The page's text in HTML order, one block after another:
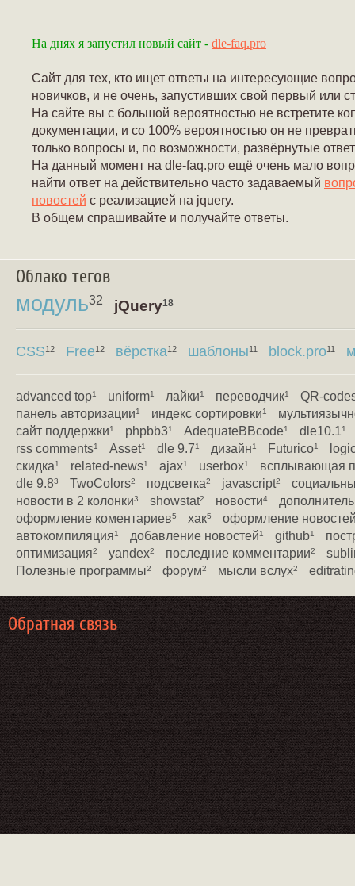
На днях я запустил новый сайт - dle-faq.pro
Сайт для тех, кто ищет ответы на интересующие
новичков, и не очень, запустивших свой первый или
На сайте вы с большой вероятностью не встретите
документации, и со 100% вероятностью он не
только вопросы и, по возможности, развёрнутые
На данный момент на dle-faq.pro ещё очень мало
найти ответ на действительно часто задаваемый
новостей с реализацией на jquery.
В общем спрашивайте и получайте ответы.
Облако тегов
модуль32 jQuery18
CSS12 Free12 вёрстка12 шаблоны11 block.pro11
advanced top1 uniform1 лайки1 переводчик1
QR-
панель авторизации1 индекс сортировки1
сайт поддержки1 phpbb31 AdequateBBcode1 dle10.11
rss comments1 Asset1 dle 9.71 дизайн1 Futurico1
скидка1 related-news1 ajax1 userbox1
всплывающая
dle 9.83 TwoColors2 подсветка2 javascript2
новости в 2 колонки3 showstat2 новости4
оформление коментариев5 хак5
оформление
автокомпиляция1 добавление новостей1 github1
оптимизация2 yandex2 последние комментарии2
Полезные программы2 форум2 мысли вслух2
Обратная связь